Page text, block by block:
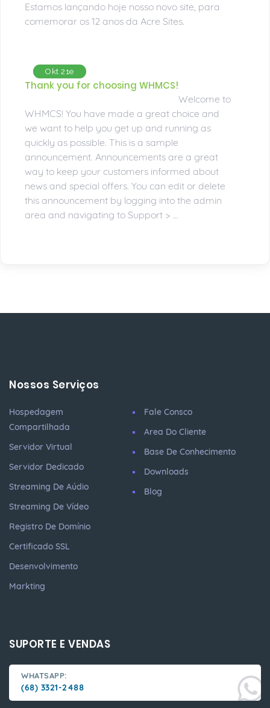
Estamos lançando hoje nosso novo site, para
comemorar os 12 anos da Acre Sites.
Okt 21e
Thank you for choosing WHMCS!
Welcome to
WHMCS! You have made a great choice and
we want to help you get up and running as
quickly as possible. This is a sample
announcement. Announcements are a great
way to keep your customers informed about
news and special offers. You can edit or delete
this announcement by logging into the admin
area and navigating to Support > ...
Nossos Serviços
Hospedagem
Compartilhada
Servidor Virtual
Servidor Dedicado
Streaming De Aúdio
Streaming De Vídeo
Registro De Domínio
Certificado SSL
Desenvolvimento
Markting
Fale Consco
Area Do Cliente
Base De Conhecimento
Downloads
Blog
SUPORTE E VENDAS
WHATSAPP:
(68) 3321-2488